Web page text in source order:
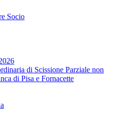
Socio
di Scissione Parziale non
di Pisa e Fornacette